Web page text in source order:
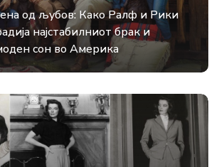
од љубов: Како Ралф и Рики
најстабилниот брак и
сон во Америка